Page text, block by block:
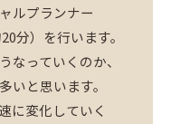
ルプランナー
分）を行います。
なっていくのか、
いと思います。
に変化していく